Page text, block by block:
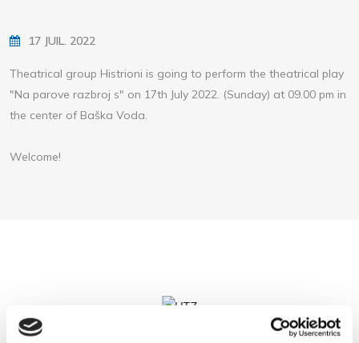
17 JUIL. 2022
Theatrical group Histrioni is going to perform the theatrical play
"Na parove razbroj s" on 17th July 2022. (Sunday) at 09.00 pm in
the center of Baška Voda.
Welcome!